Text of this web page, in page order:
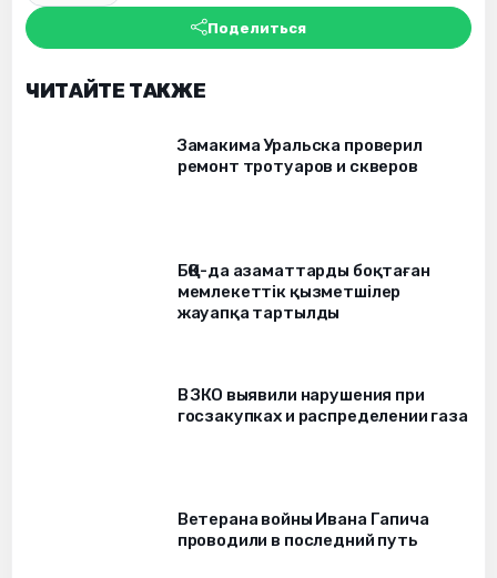
Поделиться
ЧИТАЙТЕ ТАКЖЕ
Замакима Уральска проверил
ремонт тротуаров и скверов
БҚО-да азаматтарды боқтаған
мемлекеттік қызметшілер
жауапқа тартылды
В ЗКО выявили нарушения при
госзакупках и распределении газа
Ветерана войны Ивана Гапича
проводили в последний путь